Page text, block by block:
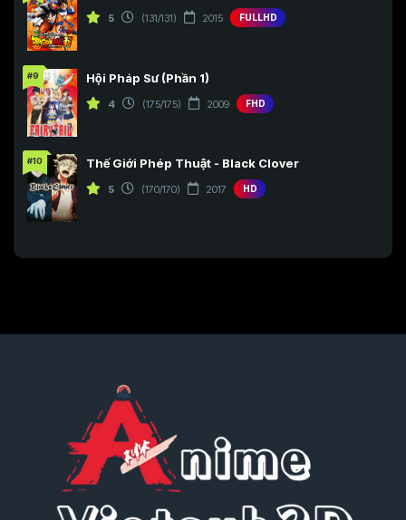
5 (131/131) 2015 FULLHD
#9 Hội Pháp Sư (Phần 1)
4 (175/175) 2009 FHD
#10 Thế Giới Phép Thuật - Black Clover
5 (170/170) 2017 HD